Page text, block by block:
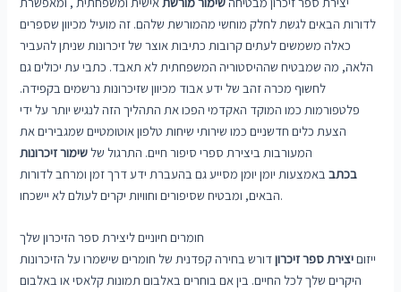
לדורות הבאים לגשת לחלק מוחשי מהמורשת שלהם. זה מועיל מכיוון שספרים
כאלה משמשים לעתים קרובות כתיבות אוצר של זיכרונות שניתן להעביר
הלאה, מה שמבטיח שההיסטוריה המשפחתית לא תאבד. כתבי עת יכולים גם
לחשוף מכרה זהב של ידע אבוד מכיוון שזיכרונות נרשמים בקפידה.
פלטפורמות כמו המוקד האקדמי הפכו את התהליך הזה לנגיש יותר על ידי
הצעת כלים חדשניים כמו שירותי שיחות טלפון אוטומטיים שמגבירים את
המעורבות ביצירת ספרי סיפור חיים. התרגול שלשימור זיכרונות
בכתבבאמצעות יומן יומן מסייע גם בהעברת ידע דרך זמן ומרחב לדורות
הבאים, ומבטיח שסיפורים וחוויות יקרים לעולם לא יישכחו.
חומרים חיוניים ליצירת ספר הזיכרון שלך
ייזוםיצירת ספר זיכרוןדורש בחירה קפדנית של חומרים שישמרו על הזיכרונות
היקרים שלך לכל החיים. בין אם בוחרים באלבום תמונות קלאסי או באלבום